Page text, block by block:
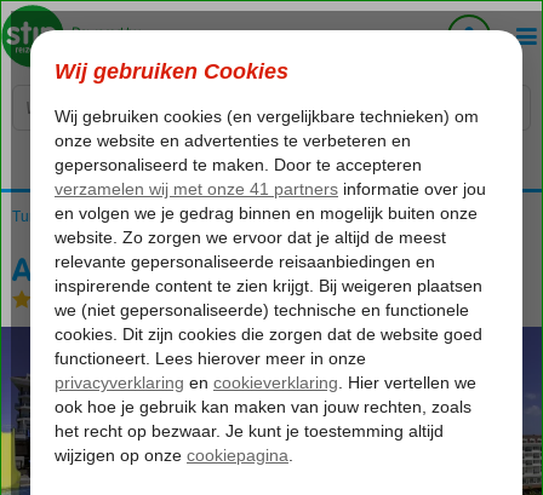
Voelt als thuiskomen...
Turkije Turkse Riviera Side Evrenseki Adalya Ocean Deluxe
Adalya Ocean Deluxe
Ultra All Inclusive - Hotel